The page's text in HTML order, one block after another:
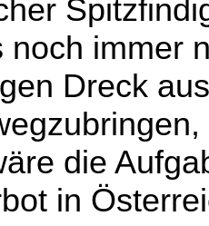
noch immer
Dreck
die
in